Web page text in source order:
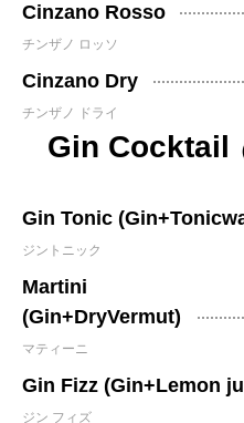
Cinzano Rosso
チンザノ ロッソ
Cinzano Dry
チンザノ ドライ
Gin Cocktail
Gin Tonic
ジントニック
Martini
(Gin+DryVermut)
マティーニ
Gin Fizz (Gin+Lemon
ジン フィズ